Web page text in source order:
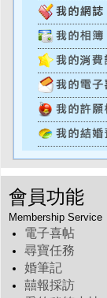
會員功能
Membership Service
電子喜帖
尋寶任務
婚筆記
囍報採訪